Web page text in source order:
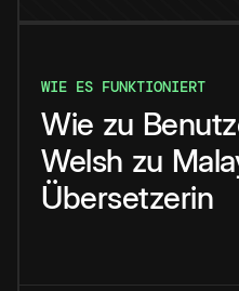
WIE ES FUNKTIONIERT
Wie zu
Welsh zu
Übersetzerin